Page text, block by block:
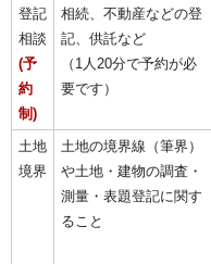
登記
相談
(予
約
制)
相続、不動産などの登
記、供託など
（1人20分で予約が必
要です）
土地
境界
土地の境界線（筆界）
や土地・建物の調査・
測量・表題登記に関す
ること